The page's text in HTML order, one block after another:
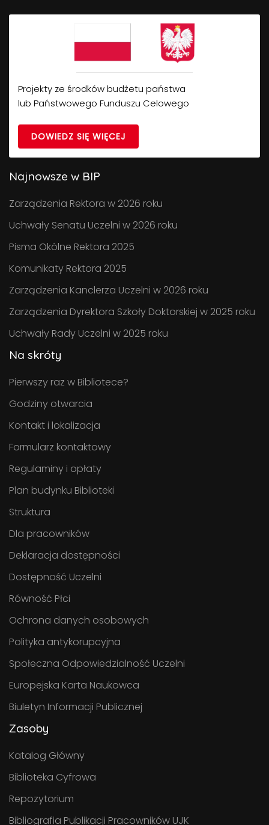
Projekty ze środków budżetu państwa
lub Państwowego Funduszu Celowego
DOWIEDZ SIĘ WIĘCEJ
Najnowsze w BIP
Zarządzenia Rektora w 2026 roku
Uchwały Senatu Uczelni w 2026 roku
Pisma Okólne Rektora 2025
Komunikaty Rektora 2025
Zarządzenia Kanclerza Uczelni w 2026 roku
Zarządzenia Dyrektora Szkoły Doktorskiej w 2025 roku
Uchwały Rady Uczelni w 2025 roku
Na skróty
Pierwszy raz w Bibliotece?
Godziny otwarcia
Kontakt i lokalizacja
Formularz kontaktowy
Regulaminy i opłaty
Plan budynku Biblioteki
Struktura
Dla pracowników
Deklaracja dostępności
Dostępność Uczelni
Równość Płci
Ochrona danych osobowych
Polityka antykorupcyjna
Społeczna Odpowiedzialność Uczelni
Europejska Karta Naukowca
Biuletyn Informacji Publicznej
Zasoby
Katalog Główny
Biblioteka Cyfrowa
Repozytorium
Bibliografia Publikacji Pracowników UJK